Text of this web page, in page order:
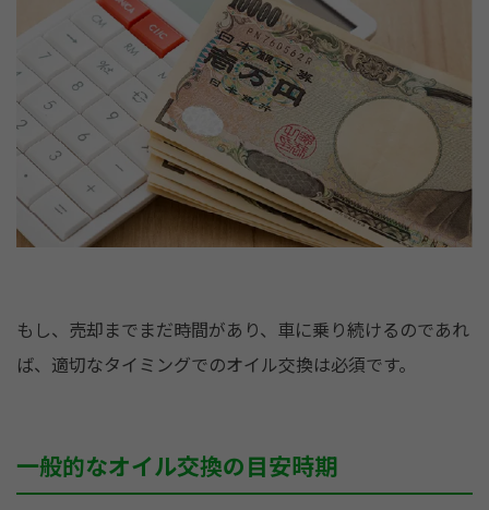
もし、売却までまだ時間があり、車に乗り続けるのであれ
ば、適切なタイミングでのオイル交換は必須です。
一般的なオイル交換の目安時期